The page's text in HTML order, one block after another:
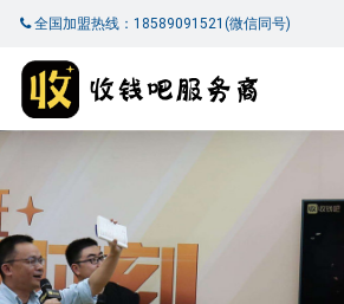
全国加盟热线：18589091521(微信同号)